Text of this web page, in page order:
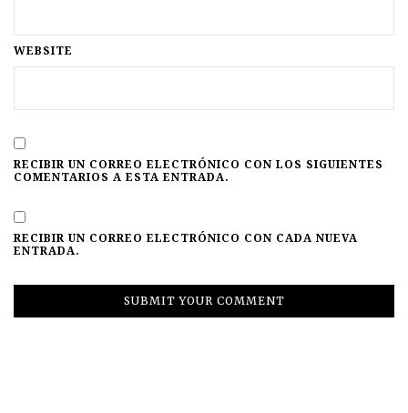
WEBSITE
RECIBIR UN CORREO ELECTRÓNICO CON LOS SIGUIENTES
COMENTARIOS A ESTA ENTRADA.
RECIBIR UN CORREO ELECTRÓNICO CON CADA NUEVA
ENTRADA.